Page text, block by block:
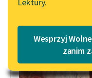
Lektury szkolne i klasyka
literatury do słuchania
uczennic i uczniów z
Wesprzyj
zanim